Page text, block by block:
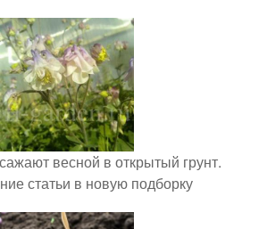
весной в открытый грунт.
статьи в новую подборку